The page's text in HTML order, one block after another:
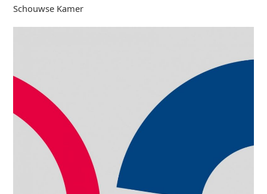
Schouwse Kamer